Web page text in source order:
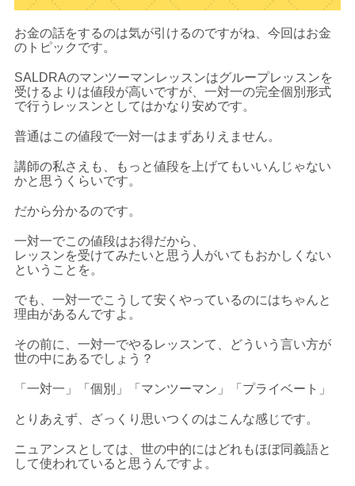
お金の話をするのは気が引けるのですがね、今回はお金
のトピックです。
SALDRAのマンツーマンレッスンはグループレッスンを
受けるよりは値段が高いですが、一対一の完全個別形式
で行うレッスンとしてはかなり安めです。
普通はこの値段で一対一はまずありえません。
講師の私さえも、もっと値段を上げてもいいんじゃない
かと思うくらいです。
だから分かるのです。
一対一でこの値段はお得だから、
レッスンを受けてみたいと思う人がいてもおかしくない
ということを。
でも、一対一でこうして安くやっているのにはちゃんと
理由があるんですよ。
その前に、一対一でやるレッスンて、どういう言い方が
世の中にあるでしょう？
「一対一」「個別」「マンツーマン」「プライベート」
とりあえず、ざっくり思いつくのはこんな感じです。
ニュアンスとしては、世の中的にはどれもほぼ同義語と
して使われていると思うんですよ。